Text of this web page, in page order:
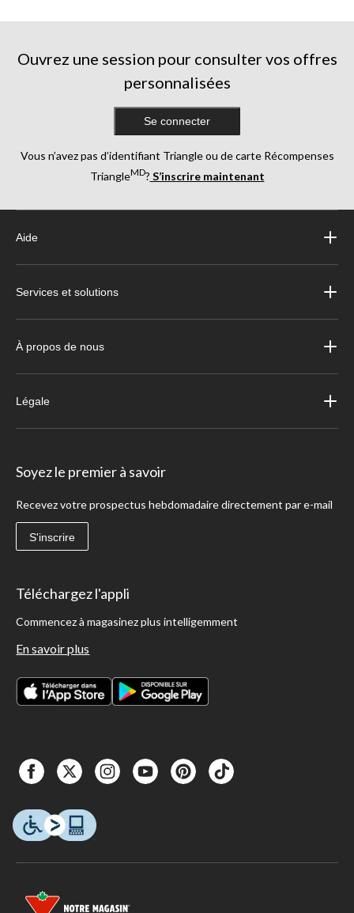
2
Ouvrez une session pour consulter vos offres
personnalisées
Se connecter
Vous n’avez pas d’identifiant Triangle ou de carte Récompenses
TriangleMD? S’inscrire maintenant
Aide
Services et solutions
À propos de nous
Légale
Soyez le premier à savoir
Recevez votre prospectus hebdomadaire directement par e-mail
S'inscrire
Téléchargez l'appli
Commencez à magasinez plus intelligemment
En savoir plus